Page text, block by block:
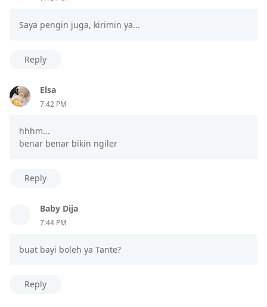
Saya pengin juga, kirimin ya...
Reply
Elsa
7:42 PM
hhhm...
benar benar bikin ngiler
Reply
Baby Dija
7:44 PM
buat bayi boleh ya Tante?
Reply